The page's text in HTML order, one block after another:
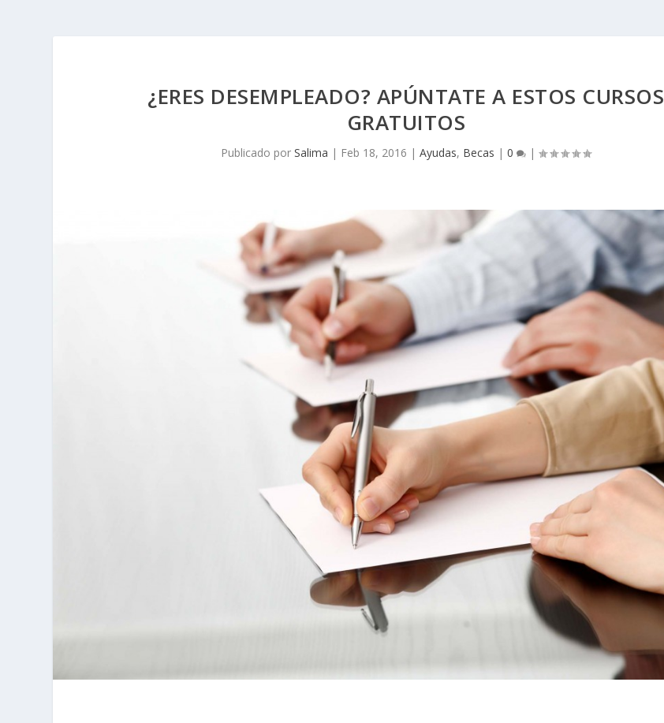
¿ERES DESEMPLEADO? APÚNTATE A ESTOS CURSOS
GRATUITOS
Publicado porSalima | Feb 18, 2016 |Ayudas, Becas |0 |